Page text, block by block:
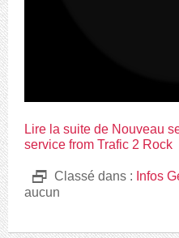
Lire la suite de Nouveau
service from Trafic 2 Rock
D Classé dans : Infos
aucun